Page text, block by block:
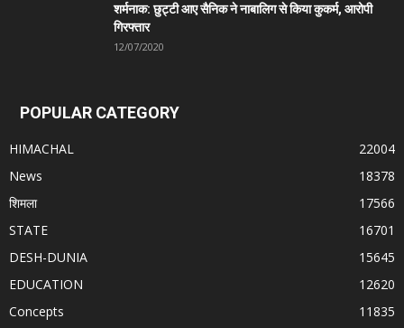
शर्मनाक: छुट्टी आए सैनिक ने नाबालिग से किया कुकर्म, आरोपी
गिरफ्तार
12/07/2020
POPULAR CATEGORY
HIMACHAL
22004
News
18378
शिमला
17566
STATE
16701
DESH-DUNIA
15645
EDUCATION
12620
Concepts
11835